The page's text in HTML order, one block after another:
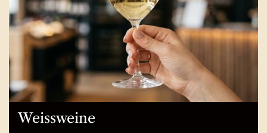
Weissweine